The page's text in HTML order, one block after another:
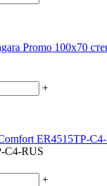
Promo 100х70
+
ER4515TP-
C4-RUS
+